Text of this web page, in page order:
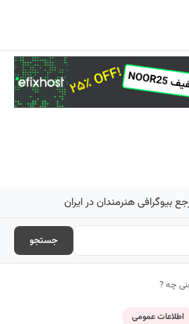
بیوگرافی هنرمندان در ایران
جستجو
چه ?
اطلاعات عمومی